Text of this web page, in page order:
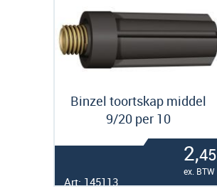
Binzel toortskap middel
9/20 per 10
2,45
ex. BTW
Art: 145113